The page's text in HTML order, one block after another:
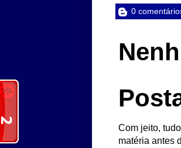
0
Com jeito,
matéria antes